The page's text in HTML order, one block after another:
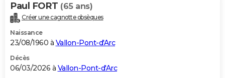
Paul FORT (65 ans)
Créer une cagnotte obsèques
Naissance
23/08/1960 à Vallon-Pont-d'Arc
Décès
06/03/2026 à Vallon-Pont-d'Arc